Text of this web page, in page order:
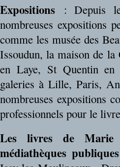
Expositions : Depuis
nombreuses expositions
comme les musée des
Issoudun, la maison de
en Laye, St Quentin en
galeries à Lille, Paris,
nombreuses expositions
professionnels pour le
Les livres de Marie
médiathèques publiques